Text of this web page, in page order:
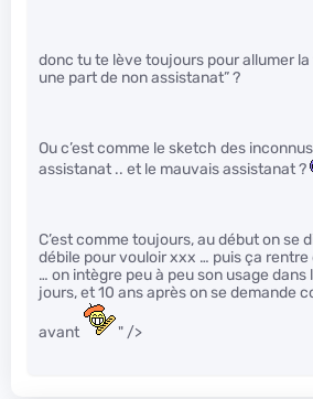
donc tu te lève toujours pour allumer la
une part de non assistanat” ?
Ou c’est comme le sketch des
assistanat .. et le mauvais assistanat ?
C’est comme toujours, au début on se
débile pour vouloir xxx … puis ça
… on intègre peu à peu son usage dans
jours, et 10 ans après on se demande
avant " />